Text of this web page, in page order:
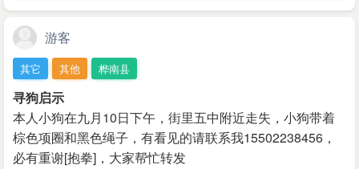
游客
其它 其他 桦南县
寻狗启示
本人小狗在九月10日下午，街里五中附近走失，小狗带着
棕色项圈和黑色绳子，有看见的请联系我15502238456，
必有重谢[抱拳]，大家帮忙转发